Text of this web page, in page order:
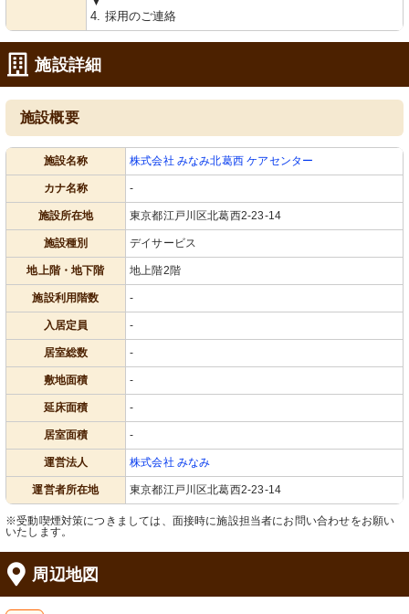
4. 採用のご連絡
施設詳細
施設概要
施設名称 株式会社 みなみ北葛西 ケアセンター
カナ名称 -
施設所在地 東京都江戸川区北葛西2-23-14
施設種別 デイサービス
地上階・地下階 地上階2階
施設利用階数 -
入居定員 -
居室総数 -
敷地面積 -
延床面積 -
居室面積 -
運営法人 株式会社 みなみ
運営者所在地 東京都江戸川区北葛西2-23-14
※受動喫煙対策につきましては、面接時に施設担当者にお問い合わせをお願い
いたします。
周辺地図